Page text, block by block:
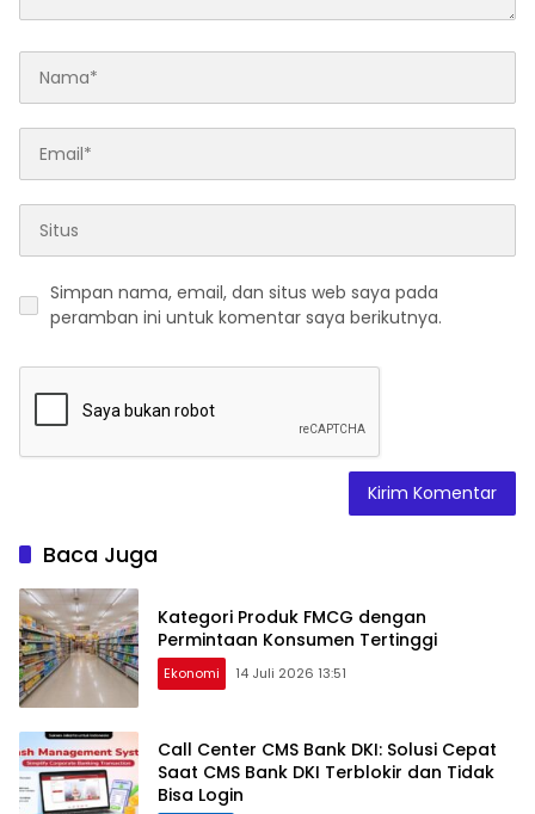
Simpan nama, email, dan situs web saya pada
peramban ini untuk komentar saya berikutnya.
Baca Juga
Kategori Produk FMCG dengan
Permintaan Konsumen Tertinggi
Ekonomi 14 Juli 2026 13:51
Call Center CMS Bank DKI: Solusi Cepat
Saat CMS Bank DKI Terblokir dan Tidak
Bisa Login